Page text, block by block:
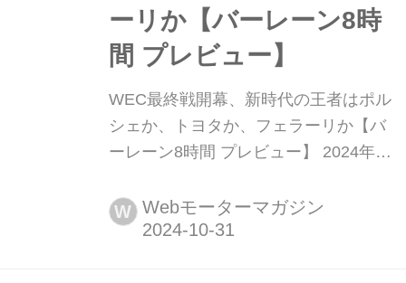
ーリか【バーレーン8時
間 プレビュー】
WEC最終戦開幕、新時代の王者はポル
シェか、トヨタか、フェラーリか【バ
ーレーン8時間 プレビュー】 2024年
選手権)第8戦「バーレーン8時間」が
バーレーン・インターナショナル・サ
W Webモーターマガジン